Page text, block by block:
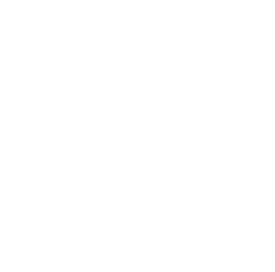
Agentforce. Hvis du vil
distributionsnummer, skal du
der knytter SIP-adressen
opkald viderestilles
forløbet opkaldet til den agent,
telefonudbyder, når du bruger